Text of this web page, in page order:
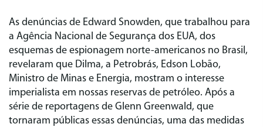
As denúncias de Edward Snowden, que trabalhou para
a Agência Nacional de Segurança dos EUA, dos
esquemas de espionagem norte-americanos no Brasil,
revelaram que Dilma, a Petrobrás, Edson Lobão,
Ministro de Minas e Energia, mostram o interesse
imperialista em nossas reservas de petróleo. Após a
série de reportagens de Glenn Greenwald, que
tornaram públicas essas denúncias, uma das medidas